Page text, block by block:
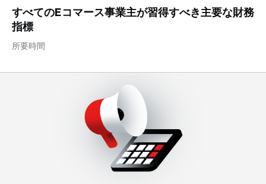
すべてのEコマース事業主が習得すべき主要な財務
指標
所要時間